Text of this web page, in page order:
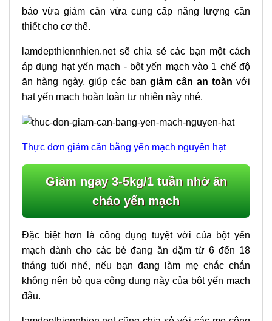
bảo vừa giảm cân vừa cung cấp năng lượng cần
thiết cho cơ thể.
lamdepthiennhien.net sẽ chia sẻ các bạn một cách
áp dụng hạt yến mạch - bột yến mạch vào 1 chế độ
ăn hàng ngày, giúp các bạn giảm cân an toàn với
hạt yến mạch hoàn toàn tự nhiên này nhé.
Thực đơn giảm cân bằng yến mạch nguyên hạt
Giảm ngay 3-5kg/1 tuần nhờ ăn
cháo yến mạch
Đặc biệt hơn là công dụng tuyệt vời của bột yến
mạch dành cho các bé đang ăn dặm từ 6 đến 18
tháng tuổi nhé, nếu bạn đang làm mẹ chắc chắn
không nên bỏ qua công dụng này của bột yến mạch
đâu.